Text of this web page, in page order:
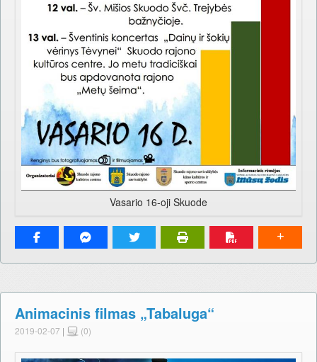
Vasario 16-oji Skuode
Animacinis filmas „Tabaluga“
2019-02-07 | (0)